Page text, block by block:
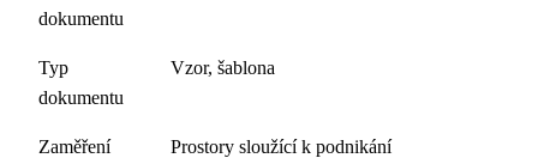
dokumentu
Typ
dokumentu
Vzor, šablona
Zaměření Prostory sloužící k podnikání